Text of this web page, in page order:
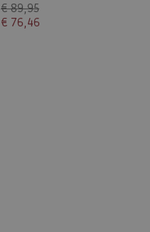
€ 89,95
€ 76,46